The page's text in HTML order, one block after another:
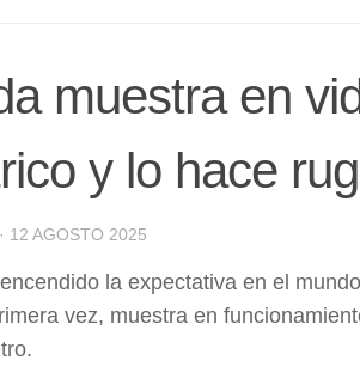
muestra en
y lo hace
· 12 AGOSTO 2025
la expectativa en el
vez, muestra en